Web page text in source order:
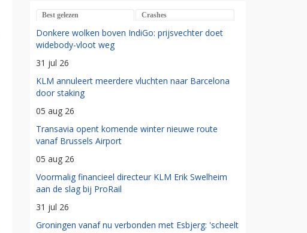
Best gelezen Crashes
Donkere wolken boven IndiGo: prijsvechter doet
widebody-vloot weg
31 jul 26
KLM annuleert meerdere vluchten naar Barcelona
door staking
05 aug 26
Transavia opent komende winter nieuwe route
vanaf Brussels Airport
05 aug 26
Voormalig financieel directeur KLM Erik Swelheim
aan de slag bij ProRail
31 jul 26
Groningen vanaf nu verbonden met Esbjerg: 'scheelt